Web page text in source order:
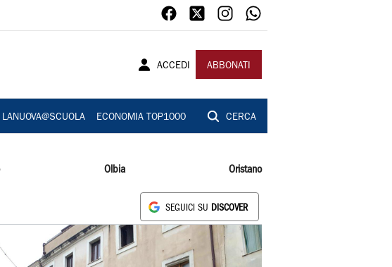
ACCEDI ABBONATI
LANUOVA@SCUOLA ECONOMIA TOP1000 CERCA
Olbia Oristano
SEGUICI SU DISCOVER